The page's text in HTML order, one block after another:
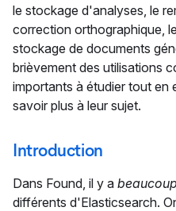
le stockage d'analyses, le
correction orthographique,
stockage de documents
brièvement des utilisations
importants à étudier tout en
savoir plus à leur sujet.
Introduction
Dans Found, il y a beaucoup
différents d'Elasticsearch.